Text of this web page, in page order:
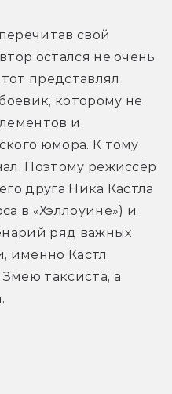
свой
остался не очень
представлял
которому не
и
юмора. К тому
Поэтому режиссёр
друга Ника Кастла
в «Хэллоуине») и
ряд важных
именно Кастл
таксиста, а